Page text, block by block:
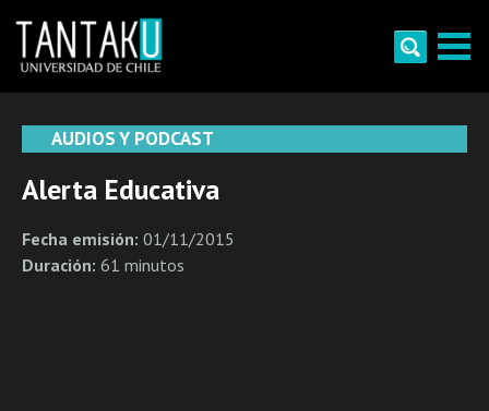
content
AUDIOS Y PODCAST
Alerta Educativa
Fecha emisión: 01/11/2015
Duración: 61 minutos